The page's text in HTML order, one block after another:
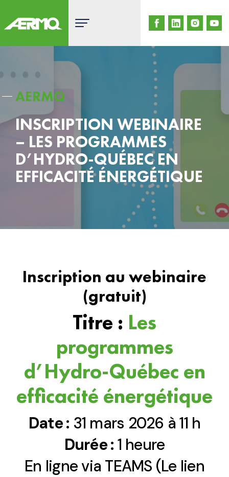
content
AERMQ
INSCRIPTION WEBINAIRE
– LES PROGRAMMES
D’HYDRO-QUÉBEC EN
EFFICACITÉ ÉNERGÉTIQUE
Inscription au webinaire
(gratuit)
Titre : Les
programmes
d’Hydro-Québec en
efficacité énergétique
Date : 31 mars 2026 à 11 h
Durée : 1 heure
En ligne via TEAMS (Le lien